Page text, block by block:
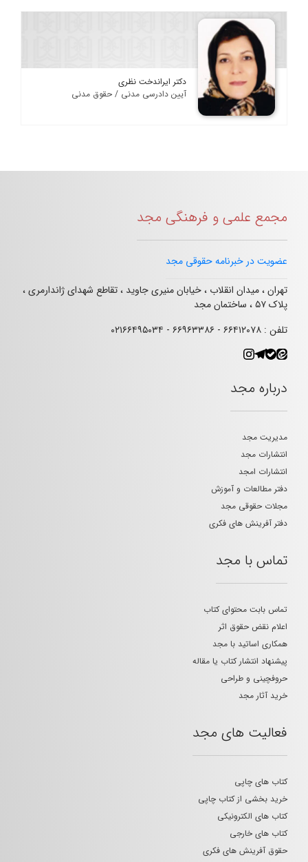
دکتر ایراندخت نظری
آیین دادرسی مدنی / حقوق مدنی
مجمع علمی و فرهنگی مجد
عضویت در خبرنامه حقوقی مجد
تهران ، میدان انقلاب ، خیابان منیری جاوید ، تقاطع شهدای ژاندارمری ،
پلاک ۵۷ ، ساختمان مجد
تلفن : ۶۶۴۱۲۰۷۸ - ۶۶۹۶۳۳۸۶ - ۰۲۱۶۶۴۹۵۰۳۴
درباره مجد
مدیریت مجد
انتشارات مجد
انتشارات امجد
دفتر مطالعات و آموزش
مجلات حقوقی مجد
دفتر آفرینش های فکری
تماس با مجد
تماس بابت محتوای کتاب
اعلام نقض حقوق اثر
همکاری اساتید با مجد
پیشنهاد انتشار کتاب یا مقاله
حروفچینی و طراحی
خرید آثار مجد
فعالیت های مجد
کتاب های چاپی
خرید بخشی از کتاب چاپی
کتاب های الکترونیکی
کتاب های خارجی
حقوق آفرینش های فکری